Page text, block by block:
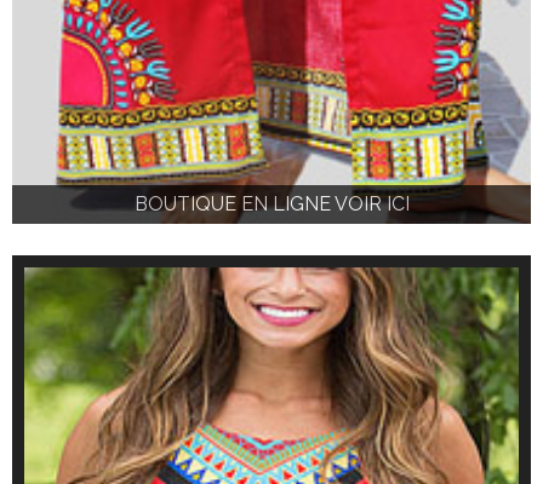
BOUTIQUE EN LIGNE VOIR ICI